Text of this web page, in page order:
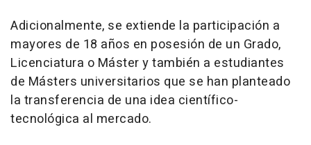
Adicionalmente, se extiende la participación a
mayores de 18 años en posesión de un Grado,
Licenciatura o Máster y también a estudiantes
de Másters universitarios que se han planteado
la transferencia de una idea científico-
tecnológica al mercado.